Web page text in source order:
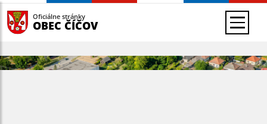
Oficiálne stránky
OBEC ČÍČOV